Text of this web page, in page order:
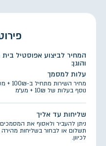
והוגן:
עלות למסמך
נוסף בעלות של 10₪ + מע״מ
שליחות עד אליך
ניתן להעביר ולאסוף את
לכיוון.